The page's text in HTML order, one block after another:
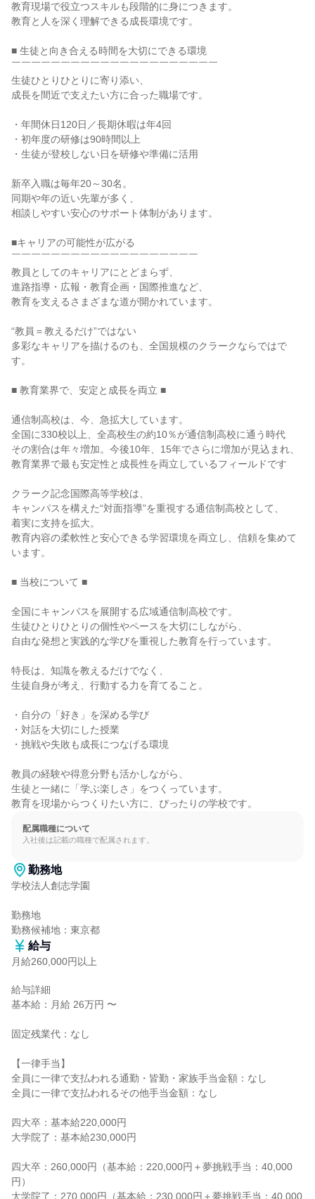
教育現場で役立つスキルも段階的に身につきます。
教育と人を深く理解できる成長環境です。
■ 生徒と向き合える時間を大切にできる環境
￣￣￣￣￣￣￣￣￣￣￣￣￣￣￣￣￣￣￣￣￣
生徒ひとりひとりに寄り添い、
成長を間近で支えたい方に合った職場です。
・年間休日120日／長期休暇は年4回
・初年度の研修は90時間以上
・生徒が登校しない日を研修や準備に活用
新卒入職は毎年20～30名。
同期や年の近い先輩が多く、
相談しやすい安心のサポート体制があります。
■キャリアの可能性が広がる
￣￣￣￣￣￣￣￣￣￣￣￣￣￣￣￣￣￣￣
教員としてのキャリアにとどまらず、
進路指導・広報・教育企画・国際推進など、
教育を支えるさまざまな道が開かれています。
“教員＝教えるだけ”ではない
多彩なキャリアを描けるのも、全国規模のクラークならではで
す。
■ 教育業界で、安定と成長を両立 ■
通信制高校は、今、急拡大しています。
全国に330校以上、全高校生の約10％が通信制高校に通う時代
その割合は年々増加。今後10年、15年でさらに増加が見込まれ、
教育業界で最も安定性と成長性を両立しているフィールドです
クラーク記念国際高等学校は、
キャンパスを構えた“対面指導”を重視する通信制高校として、
着実に支持を拡大。
教育内容の柔軟性と安心できる学習環境を両立し、信頼を集めて
います。
■ 当校について ■
全国にキャンパスを展開する広域通信制高校です。
生徒ひとりひとりの個性やペースを大切にしながら、
自由な発想と実践的な学びを重視した教育を行っています。
特長は、知識を教えるだけでなく、
生徒自身が考え、行動する力を育てること。
・自分の「好き」を深める学び
・対話を大切にした授業
・挑戦や失敗も成長につなげる環境
教員の経験や得意分野も活かしながら、
生徒と一緒に「学ぶ楽しさ」をつくっています。
教育を現場からつくりたい方に、ぴったりの学校です。
配属職種について
入社後は記載の職種で配属されます。
勤務地
学校法人創志学園
勤務地
勤務候補地：東京都
給与
月給260,000円以上
給与詳細
基本給：月給 26万円 〜
固定残業代：なし
【一律手当】
全員に一律で支払われる通勤・皆勤・家族手当金額：なし
全員に一律で支払われるその他手当金額：なし
四大卒：基本給220,000円
大学院了：基本給230,000円
四大卒：260,000円（基本給：220,000円＋夢挑戦手当：40,000
円）
大学院了：270,000円（基本給：230,000円＋夢挑戦手当：40,000